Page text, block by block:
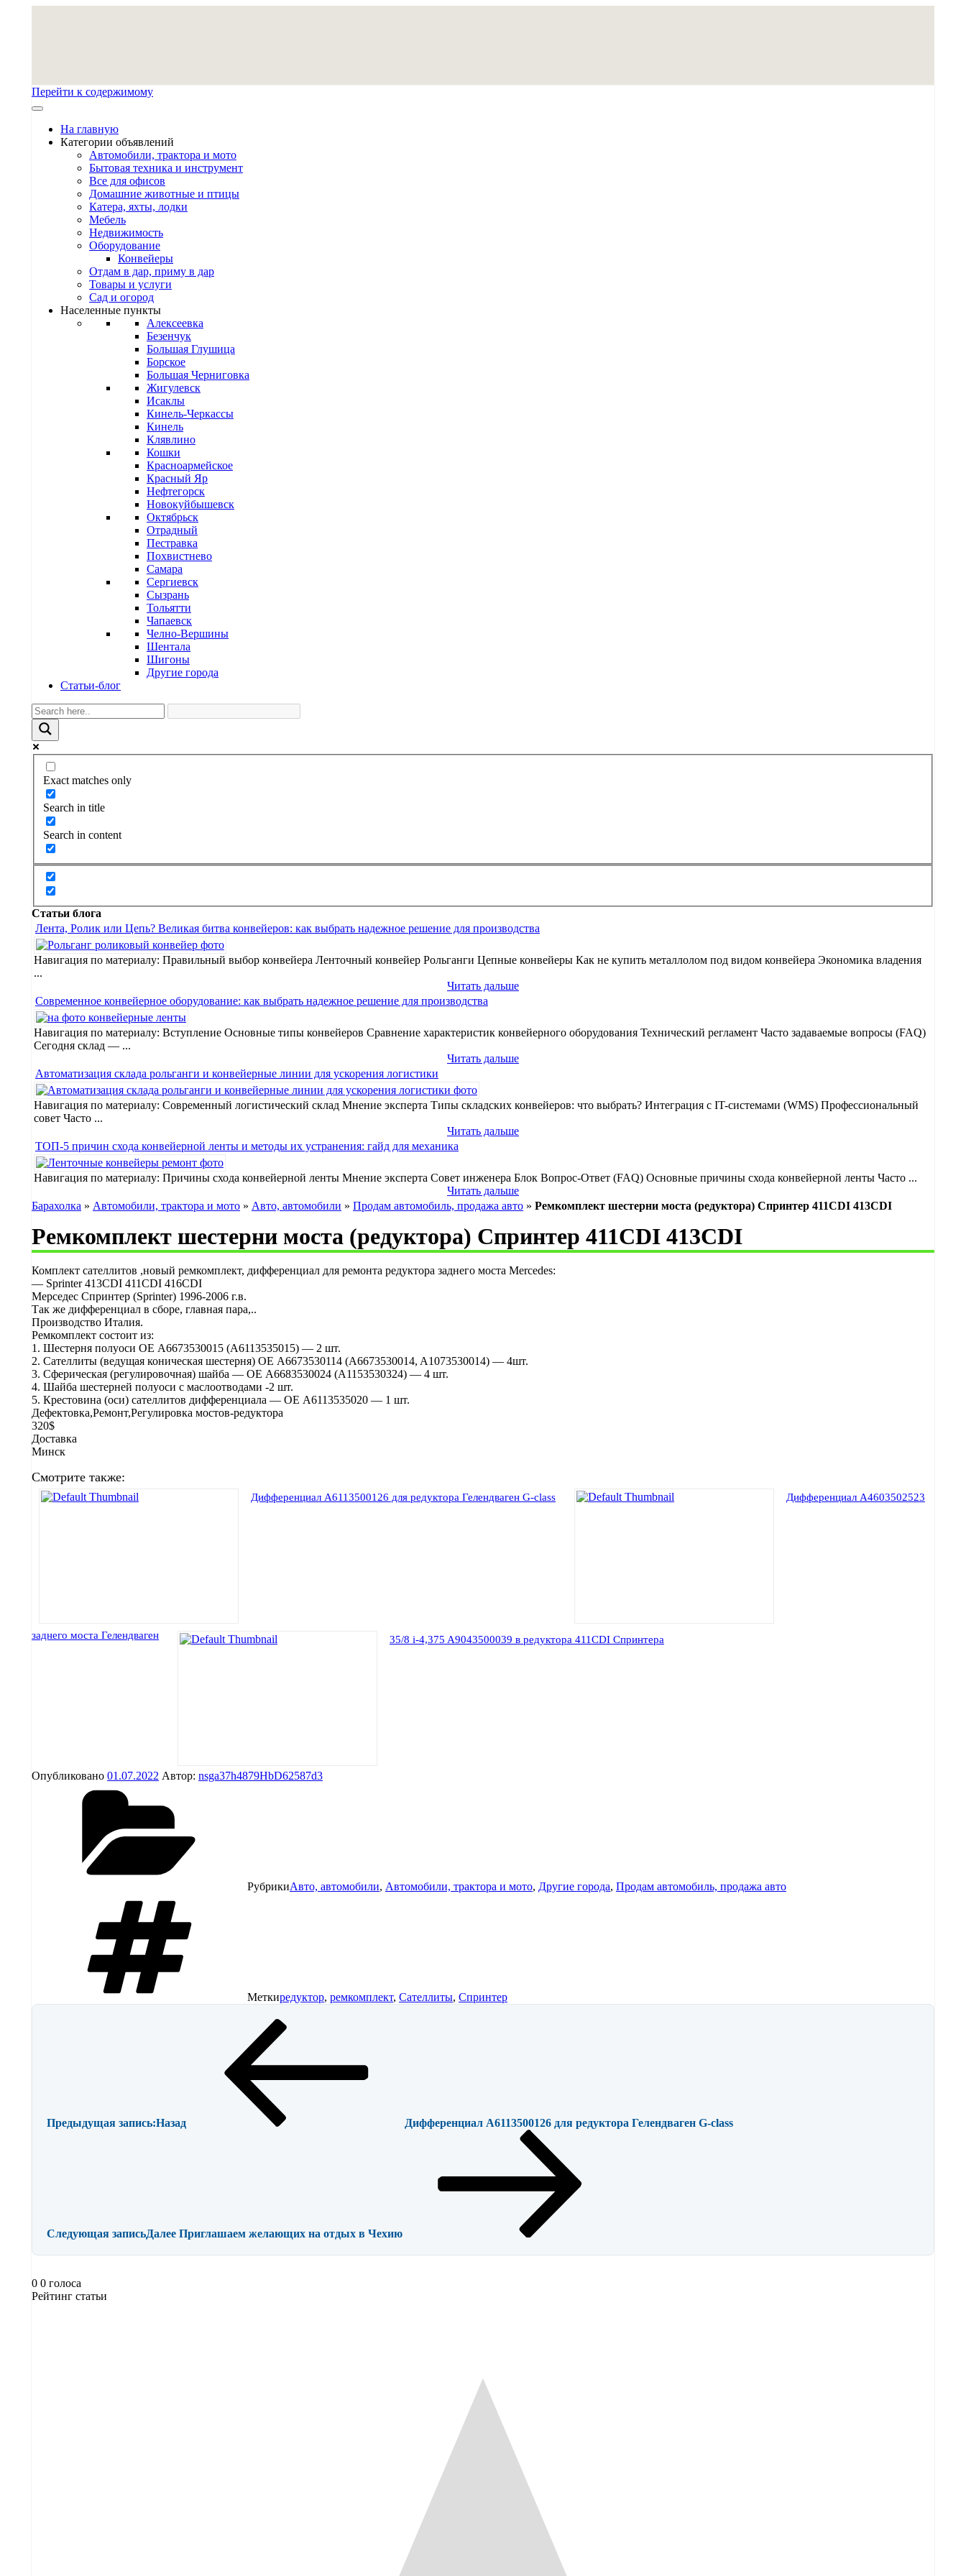
Перейти к содержимому
На главную
Категории объявлений
Автомобили, трактора и мото
Бытовая техника и инструмент
Все для офисов
Домашние животные и птицы
Катера, яхты, лодки
Мебель
Недвижимость
Оборудование
Конвейеры
Отдам в дар, приму в дар
Товары и услуги
Сад и огород
Населенные пункты
Алексеевка
Безенчук
Большая Глушица
Борское
Большая Черниговка
Жигулевск
Исаклы
Кинель-Черкассы
Кинель
Клявлино
Кошки
Красноармейское
Красный Яр
Нефтегорск
Новокуйбышевск
Октябрьск
Отрадный
Пестравка
Похвистнево
Самара
Сергиевск
Сызрань
Тольятти
Чапаевск
Челно-Вершины
Шентала
Шигоны
Другие города
Статьи-блог
Exact matches only
Search in title
Search in content
Статьи блога
Лента, Ролик или Цепь? Великая битва конвейеров: как выбрать надежное решение для производства
Навигация по материалу: Правильный выбор конвейера Ленточный конвейер Рольганги Цепные конвейеры Как не купить металлолом под видом конвейера Экономика владения
...
Читать дальше
Современное конвейерное оборудование: как выбрать надежное решение для производства
Навигация по материалу: Вступление Основные типы конвейеров Сравнение характеристик конвейерного оборудования Технический регламент Часто задаваемые вопросы (FAQ)
Сегодня склад — ...
Читать дальше
Автоматизация склада рольганги и конвейерные линии для ускорения логистики
Навигация по материалу: Современный логистический склад Мнение эксперта Типы складских конвейеров: что выбрать? Интеграция с IT-системами (WMS) Профессиональный
совет Часто ...
Читать дальше
ТОП-5 причин схода конвейерной ленты и методы их устранения: гайд для механика
Навигация по материалу: Причины схода конвейерной ленты Мнение эксперта Совет инженера Блок Вопрос-Ответ (FAQ) Основные причины схода конвейерной ленты Часто ...
Читать дальше
Барахолка » Автомобили, трактора и мото » Авто, автомобили » Продам автомобиль, продажа авто » Ремкомплект шестерни моста (редуктора) Спринтер 411CDI 413CDI
Ремкомплект шестерни моста (редуктора) Спринтер 411CDI 413CDI
Комплект сателлитов ,новый ремкомплект, дифференциал для ремонта редуктора заднего моста Mercedes:
— Sprinter 413CDI 411CDI 416CDI
Мерседес Спринтер (Sprinter) 1996-2006 г.в.
Так же дифференциал в сборе, главная пара,..
Производство Италия.
Ремкомплект состоит из:
1. Шестерня полуоси ОЕ A6673530015 (A6113535015) — 2 шт.
2. Сателлиты (ведущая коническая шестерня) ОЕ A6673530114 (A6673530014, A1073530014) — 4шт.
3. Сферическая (регулировочная) шайба — ОЕ A6683530024 (A1153530324) — 4 шт.
4. Шайба шестерней полуоси с маслоотводами -2 шт.
5. Крестовина (оси) сателлитов дифференциала — ОЕ A6113535020 — 1 шт.
Дефектовка,Ремонт,Регулировка мостов-редуктора
320$
Доставка
Минск
Смотрите также:
Дифференциал A6113500126 для редуктора Гелендваген G-class Дифференциал A4603502523
заднего моста Гелендваген 35/8 i-4,375 A9043500039 в редуктора 411CDI Спринтера
Опубликовано 01.07.2022 Автор: nsga37h4879HbD62587d3
РубрикиАвто, автомобили, Автомобили, трактора и мото, Другие города, Продам автомобиль, продажа авто
Меткиредуктор, ремкомплект, Сателлиты, Спринтер
Предыдущая запись:Назад Дифференциал A6113500126 для редуктора Гелендваген G-class
Следующая записьДалее Приглашаем желающих на отдых в Чехию
0 0 голоса
Рейтинг статьи